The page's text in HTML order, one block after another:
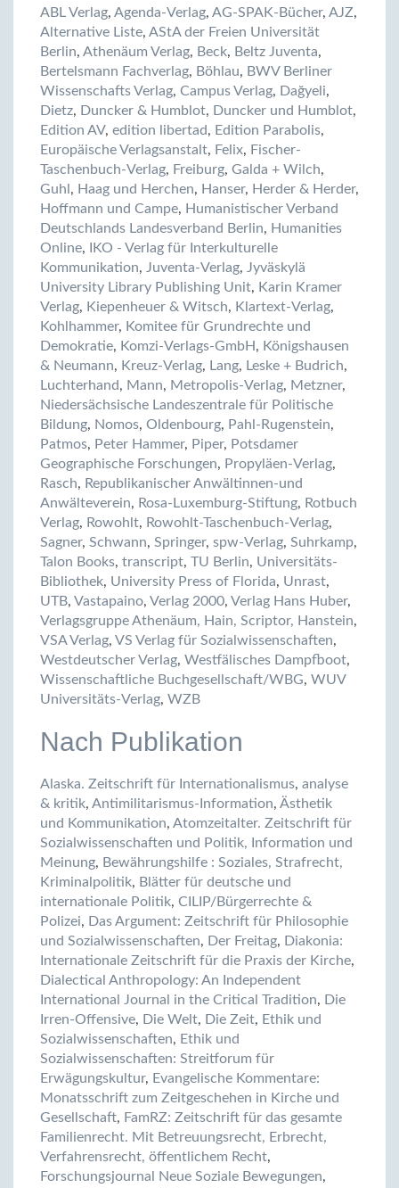
ABL Verlag, Agenda-Verlag, AG-SPAK-Bücher, AJZ,
Alternative Liste, AStA der Freien Universität
Berlin, Athenäum Verlag, Beck, Beltz Juventa,
Bertelsmann Fachverlag, Böhlau, BWV Berliner
Wissenschafts Verlag, Campus Verlag, Dağyeli,
Dietz, Duncker & Humblot, Duncker und Humblot,
Edition AV, edition libertad, Edition Parabolis,
Europäische Verlagsanstalt, Felix, Fischer-
Taschenbuch-Verlag, Freiburg, Galda + Wilch,
Guhl , Haag und Herchen, Hanser, Herder & Herder,
Hoffmann und Campe, Humanistischer Verband
Deutschlands Landesverband Berlin, Humanities
Online,
IKO - Verlag für Interkulturelle
Kommunikation, Juventa-Verlag, Jyväskylä
University Library Publishing Unit, Karin Kramer
Verlag, Kiepenheuer & Witsch, Klartext-Verlag,
Kohlhammer, Komitee für Grundrechte und
Demokratie, Komzi-Verlags-GmbH, Königshausen
& Neumann, Kreuz-Verlag, Lang, Leske + Budrich,
Luchterhand, Mann, Metropolis-Verlag, Metzner,
Niedersächsische Landeszentrale für Politische
Bildung, Nomos, Oldenbourg, Pahl-Rugenstein,
Patmos, Peter Hammer, Piper, Potsdamer
Geographische Forschungen, Propyläen-Verlag,
Rasch, Republikanischer Anwältinnen-und
Anwälteverein, Rosa-Luxemburg-Stiftung, Rotbuch
Verlag, Rowohlt, Rowohlt-Taschenbuch-Verlag,
Sagner, Schwann, Springer, spw-Verlag, Suhrkamp,
Talon Books, transcript, TU Berlin, Universitäts-
Bibliothek, University Press of Florida, Unrast,
UTB, Vastapaino, Verlag 2000, Verlag Hans Huber,
Verlagsgruppe Athenäum, Hain, Scriptor, Hanstein,
VSA Verlag, VS Verlag für Sozialwissenschaften,
Westdeutscher Verlag, Westfälisches Dampfboot,
Wissenschaftliche Buchgesellschaft/WBG, WUV
Universitäts-Verlag, WZB
Nach Publikation
Alaska. Zeitschrift für Internationalismus, analyse
& kritik, Antimilitarismus-Information, Ästhetik
und Kommunikation, Atomzeitalter. Zeitschrift für
Sozialwissenschaften und Politik, Information und
Meinung, Bewährungshilfe : Soziales, Strafrecht,
Kriminalpolitik, Blätter für deutsche und
internationale Politik, CILIP/Bürgerrechte &
Polizei, Das Argument: Zeitschrift für Philosophie
und Sozialwissenschaften, Der Freitag, Diakonia:
Internationale Zeitschrift für die Praxis der Kirche,
Dialectical Anthropology: An Independent
International Journal in the Critical Tradition, Die
Irren-Offensive, Die Welt, Die Zeit, Ethik und
Sozialwissenschaften, Ethik und
Sozialwissenschaften: Streitforum für
Erwägungskultur, Evangelische Kommentare:
Monatsschrift zum Zeitgeschehen in Kirche und
Gesellschaft, FamRZ: Zeitschrift für das gesamte
Familienrecht. Mit Betreuungsrecht, Erbrecht,
Verfahrensrecht, öffentlichem Recht,
Forschungsjournal Neue Soziale Bewegungen,